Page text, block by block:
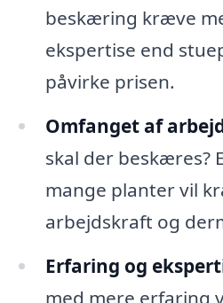
beskæring kræve
ekspertise end
påvirke prisen.
Omfanget af
skal der beskæres?
mange planter vil
arbejdskraft og
Erfaring og
med mere erfaring